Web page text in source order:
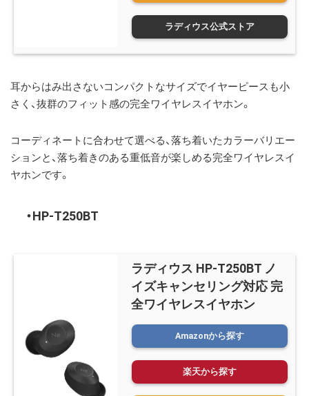
ラディウス公式ストア
耳からはみ出さないコンパクトなサイズでイヤーピースも小
さく、抜群のフィット感の完全ワイヤレスイヤホン。
コーディネートに合わせて選べる、落ち着いたカラーバリエー
ションと、落ち着きのある重低音が楽しめる完全ワイヤレスイ
ヤホンです。
HP-T250BT
ラディウス HP-T250BT ノ
イズキャンセリング対応 完
全ワイヤレスイヤホン
Amazonから探す
楽天から探す